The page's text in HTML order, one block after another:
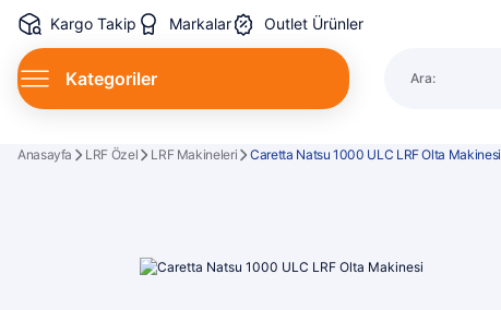
Kargo Takip Markalar Outlet Ürünler
Kategoriler Ara:
Anasayfa LRF Özel LRF Makineleri Caretta Natsu 1000 ULC LRF Olta Makinesi